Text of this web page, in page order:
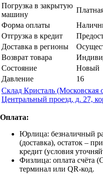
Погрузка в закрытую
машину
Форма оплаты
Отгрузка в кредит
Доставка в регионы
Возврат товара
Состояние
Новый
Давление
16
Склад Кристаль (Московская
Центральный проезд, д. 27,
Оплата:
Юрлица: безналичный
(доставка), остаток –
кредит (условия
Физлица: оплата счёта
терминал или QR-код.